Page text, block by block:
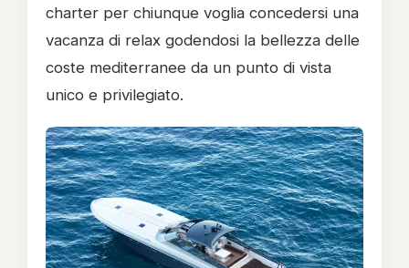
charter per chiunque voglia concedersi una
vacanza di relax godendosi la bellezza delle
coste mediterranee da un punto di vista
unico e privilegiato.